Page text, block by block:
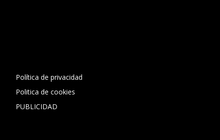
Política de privacidad
Politica de cookies
PUBLICIDAD